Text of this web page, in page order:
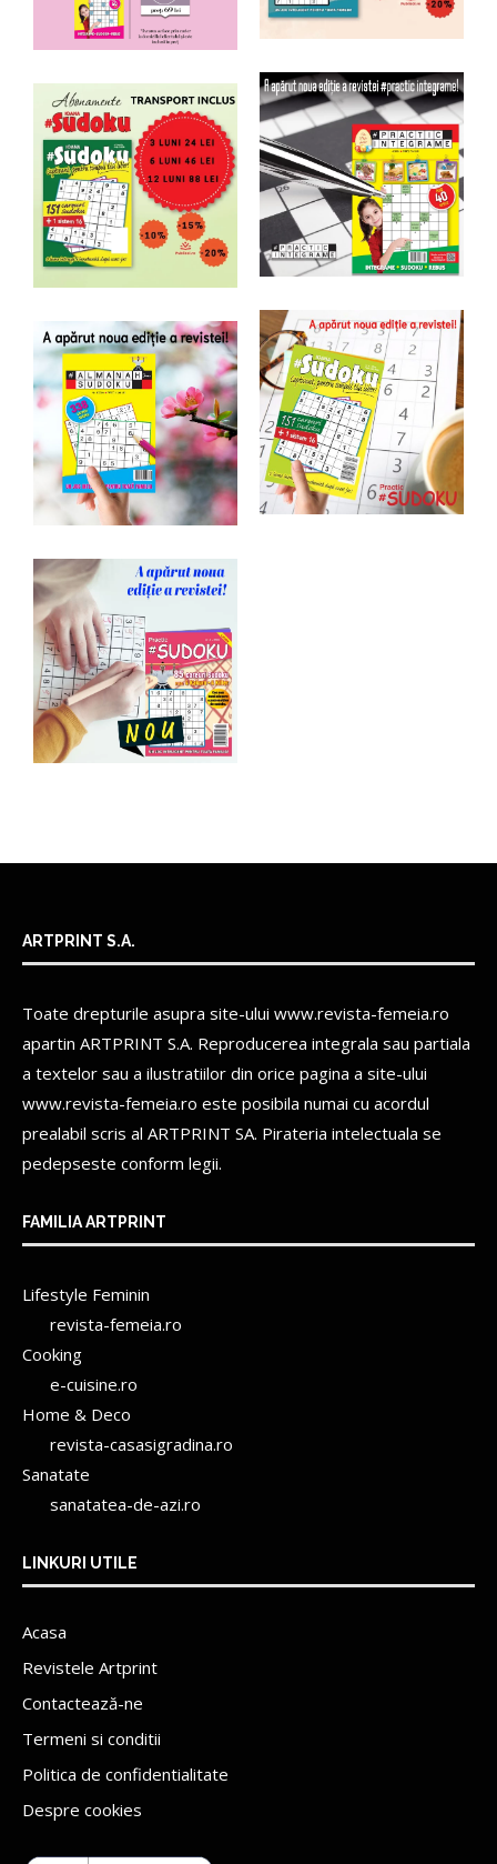
ARTPRINT S.A.
Toate drepturile asupra site-ului www.revista-femeia.ro
apartin ARTPRINT S.A. Reproducerea integrala sau partiala
a textelor sau a ilustratiilor din orice pagina a site-ului
www.revista-femeia.ro este posibila numai cu acordul
prealabil scris al ARTPRINT SA. Pirateria intelectuala se
pedepseste conform legii.
FAMILIA ARTPRINT
Lifestyle Feminin
revista-femeia.ro
Cooking
e-cuisine.ro
Home & Deco
revista-casasigradina.ro
Sanatate
sanatatea-de-azi.ro
LINKURI UTILE
Acasa
Revistele Artprint
Contactează-ne
Termeni si conditii
Politica de confidentialitate
Despre cookies